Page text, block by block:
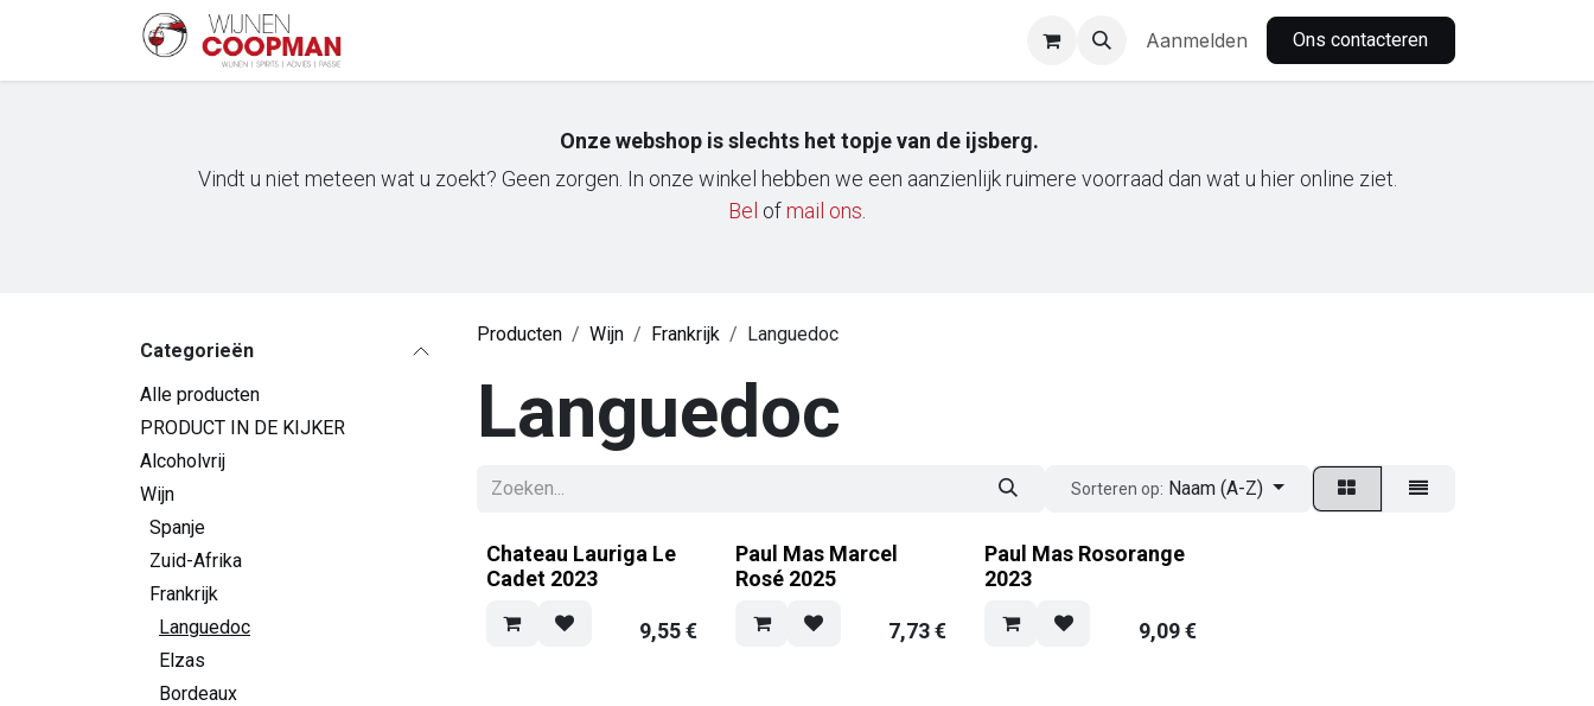
Overslaan naar inhoud
Onze mobiele wijnbar Aanmelden Ons contacteren
Onze webshop is slechts het topje van de ijsberg.
Vindt u niet meteen wat u zoekt? Geen zorgen. In onze winkel hebben we een aanzienlijk ruimere voorraad dan wat u hier online ziet.
Bel ofm​ail ons
Categorieën
Alle producten
PRODUCT IN DE KIJKER
Alcoholvrij
Wijn
Spanje
Zuid-Afrika
Frankrijk
Languedoc
Elzas
Bordeaux
Producten Wijn Frankrijk Languedoc
Languedoc
Sorteren op: Naam (A-Z)
Chateau Lauriga Le
Cadet 2023
9,55€
Paul Mas Marcel
Rosé 2025
7,73€
Paul Mas Rosorange
2023
9,09€